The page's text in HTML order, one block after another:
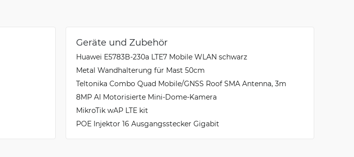
Geräte und Zubehör
Huawei E5783B-230a LTE7 Mobile WLAN schwarz
Metal Wandhalterung für Mast 50cm
Teltonika Combo Quad Mobile/GNSS Roof SMA Antenna, 3m
8MP AI Motorisierte Mini-Dome-Kamera
MikroTik wAP LTE kit
POE Injektor 16 Ausgangsstecker Gigabit